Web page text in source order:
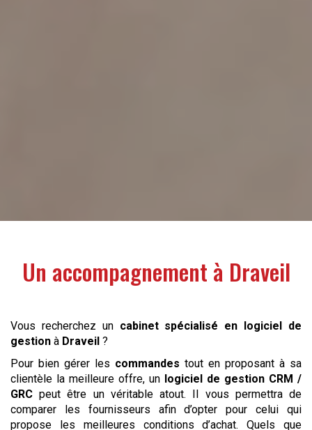
Un accompagnement à Draveil
Vous recherchez un cabinet spécialisé en logiciel de
gestion à Draveil ?
Pour bien gérer les commandes tout en proposant à sa
clientèle la meilleure offre, un logiciel de gestion CRM /
GRC peut être un véritable atout. Il vous permettra de
comparer les fournisseurs afin d’opter pour celui qui
propose les meilleures conditions d’achat. Quels que